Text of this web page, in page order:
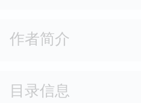
作者简介
目录信息